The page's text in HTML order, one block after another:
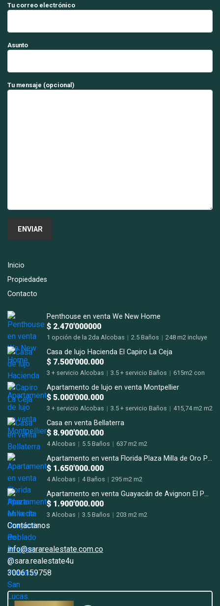
Tu correo electrónico
Asunto
Tu mensaje (opcional)
Inicio
Propiedades
Contacto
Penthouse en venta We New Home
$ 2.470'000000
1 opción de la 2da Alcobas | 2.5 Baños | 248 m2 incluye
Casa de lujo Hacienda El Capiro La Ceja
$ 7.500'000.000
3 + servicio Alcobas | 3.5 + servicio Baños | 615m2 con
Apartamento de lujo en venta Montpellier
$ 5.000'000.000
3 + servicio Alcobas | 3.5 + servicio Baños | 415,74 m2 m2
Casa en venta Bellaterra
$ 8.900'000.000
4 Alcobas | 5.5 Baños | 637 m2 m2
Apartamento en venta Florida Plaza Milla de Oro Poblado
$ 1.650'000.000
4 Alcobas | 4 Baños | 295 m2 m2
Apartamento en venta Guayacán de Avignon El Poblado San Lucas.
$ 1.900'000.000
3 Alcobas | 3.5 Baños | 203 m2 m2
Contáctanos
info@sararealestate.com.co
@sara.realestate4u
3006159758